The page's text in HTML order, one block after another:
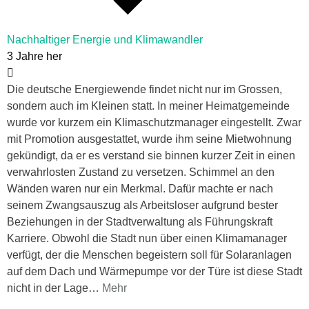
Nachhaltiger Energie und Klimawandler
3 Jahre her
Die deutsche Energiewende findet nicht nur im Grossen,
sondern auch im Kleinen statt. In meiner Heimatgemeinde
wurde vor kurzem ein Klimaschutzmanager eingestellt. Zwar
mit Promotion ausgestattet, wurde ihm seine Mietwohnung
gekündigt, da er es verstand sie binnen kurzer Zeit in einen
verwahrlosten Zustand zu versetzen. Schimmel an den
Wänden waren nur ein Merkmal. Dafür machte er nach
seinem Zwangsauszug als Arbeitsloser aufgrund bester
Beziehungen in der Stadtverwaltung als Führungskraft
Karriere. Obwohl die Stadt nun über einen Klimamanager
verfügt, der die Menschen begeistern soll für Solaranlagen
auf dem Dach und Wärmepumpe vor der Türe ist diese Stadt
nicht in der Lage… Mehr